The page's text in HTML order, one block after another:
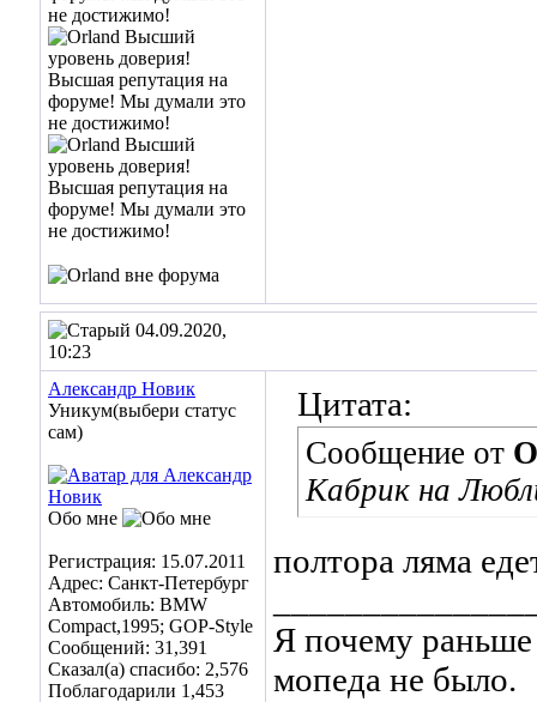
04.09.2020,
10:23
Александр Новик
Уникум(выбери статус
сам)
Обо мне
Регистрация: 15.07.2011
Адрес: Санкт-Петербург
Автомобиль: BMW
Compact,1995; GOP-Style
Сообщений: 31,391
Сказал(а) спасибо: 2,576
Поблагодарили 1,453
Цитата:
Сообщение от
Кабрик на
полтора ляма
Я почему
мопеда не было.